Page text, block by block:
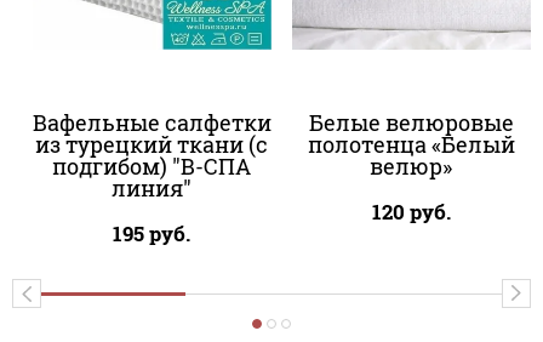
Вафельные салфетки
из турецкий ткани (с
подгибом) "В-СПА
линия"
195руб.
Белые велюровые
полотенца «Белый
велюр»
120 руб.